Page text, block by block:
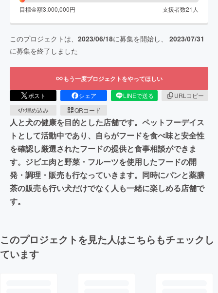
目標金額3,000,000円 支援者数21 人
このプロジェクトは、 2023/06/18に募集を開始し、 2023/07/31
に募集を終了しました
もう一度プロジェクトをやってほしい
ポスト シェア LINEで送る
URLコピー
埋め込み
QRコード
人と犬の健康を目的とした店舗です。ペットフーデイス
トとして活動中であり、自らがフードを食べ味と安全性
を確認し厳選されたフードの提供と食事相談ができま
す。ジビエ肉と野菜・フルーツを使用したフードの開
発・調理・販売も行なっていきます。同時にパンと薬膳
茶の販売も行い犬だけでなく人も一緒に楽しめる店舗で
す。
このプロジェクトを見た人はこちらもチェックし
ています